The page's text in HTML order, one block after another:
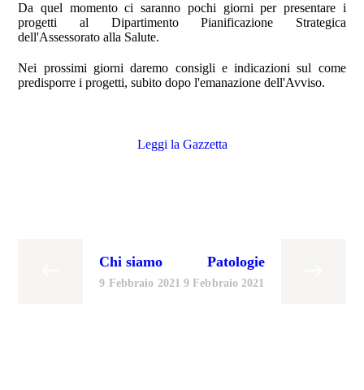
Da quel momento ci saranno pochi giorni per presentare i
progetti al Dipartimento Pianificazione Strategica
dell'Assessorato alla Salute.
Nei prossimi giorni daremo consigli e indicazioni sul come
predisporre i progetti, subito dopo l'emanazione dell'Avviso.
Leggi la Gazzetta
Chi siamo
9 Febbraio 2021
Patologie
9 Febbraio 2021